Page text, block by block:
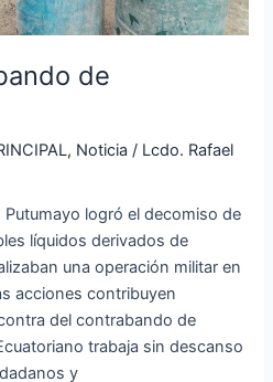
de
, Noticia / Lcdo. Rafael
Putumayo logró el decomiso de
líquidos derivados de
una operación militar en
acciones contribuyen
del contrabando de
trabaja sin descanso
y